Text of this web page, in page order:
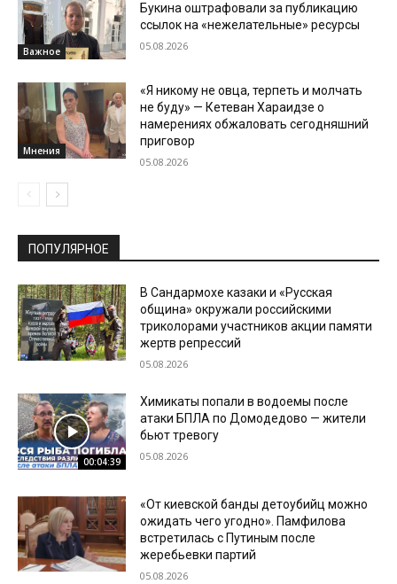
Важное
Букина оштрафовали за публикацию
ссылок на «нежелательные» ресурсы
05.08.2026
Мнения
«Я никому не овца, терпеть и молчать
не буду» — Кетеван Хараидзе о
намерениях обжаловать сегодняшний
приговор
05.08.2026
ПОПУЛЯРНОЕ
В Сандармохе казаки и «Русская
община» окружали российскими
триколорами участников акции памяти
жертв репрессий
05.08.2026
00:04:39
Химикаты попали в водоемы после
атаки БПЛА по Домодедово — жители
бьют тревогу
05.08.2026
«От киевской банды детоубийц можно
ожидать чего угодно». Памфилова
встретилась с Путиным после
жеребьевки партий
05.08.2026